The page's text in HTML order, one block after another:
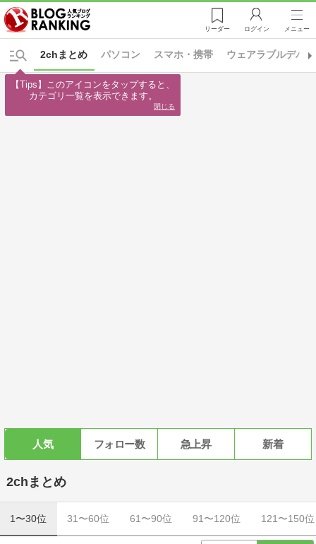
リーダー ログイン メニュー
パソコン スマホ・携帯 ウェアラブルデバ
2chまとめ
人気 フォロー数 急上昇 新着
2chまとめ
1〜30位 31〜60位 61〜90位 91〜120位 121〜150位
【Tips】このアイコンをタップすると、
カテゴリ一覧を表示できます。
閉じる